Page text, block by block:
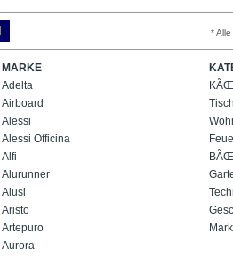
*
MARKE
Adelta
Airboard
Alessi
Alessi Officina
Alfi
Alurunner
Alusi
Aristo
Artepuro
Aurora